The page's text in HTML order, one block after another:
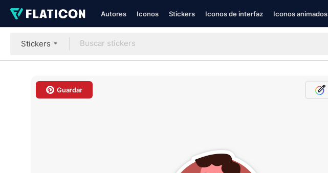
Autores Iconos Stickers Iconos de interfaz Iconos animados
Stickers
Guardar